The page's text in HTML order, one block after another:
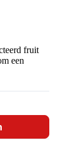
fruit
een